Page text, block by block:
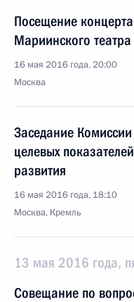
Посещение
Мариинского театра
16 мая 2016 года, 20:00
Москва
Заседание
целевых
развития
16 мая 2016 года, 18:10
Москва, Кремль
13 мая 2016 года,
Совещание по